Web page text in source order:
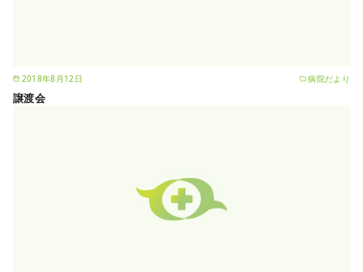
2018年8月12日 病院だより
譲渡会